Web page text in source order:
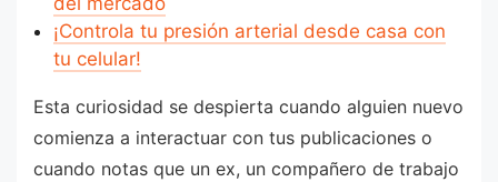
¡Controla tu presión arterial desde casa con
tu celular!
Esta curiosidad se despierta cuando alguien nuevo
comienza a interactuar con tus publicaciones o
cuando notas que un ex, un compañero de trabajo